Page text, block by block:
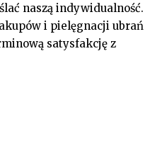
naszą indywidualność.
i pielęgnacji ubrań
satysfakcję z